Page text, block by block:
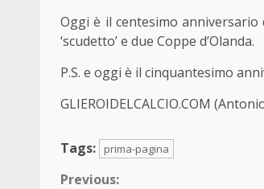
Oggi è il centesimo
‘scudetto’ e due Coppe d’Olanda.
P.S. e oggi è il cinquantesimo
GLIEROIDELCALCIO.COM
Tags: prima-pagina
Previous: